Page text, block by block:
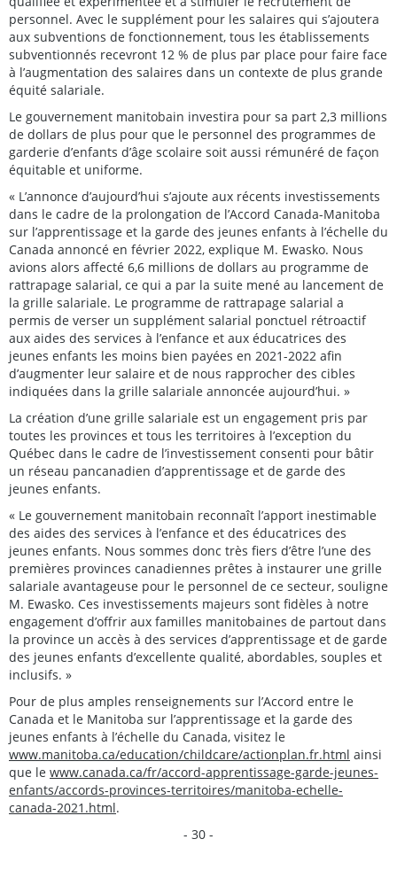
personnel. Avec le supplément pour les salaires qui s’ajoutera
aux subventions de fonctionnement, tous les établissements
subventionnés recevront 12 % de plus par place pour faire face
à l’augmentation des salaires dans un contexte de plus grande
équité salariale.
Le gouvernement manitobain investira pour sa part 2,3 millions
de dollars de plus pour que le personnel des programmes de
garderie d’enfants d’âge scolaire soit aussi rémunéré de façon
équitable et uniforme.
« L’annonce d’aujourd’hui s’ajoute aux récents investissements
dans le cadre de la prolongation de l’Accord Canada-Manitoba
sur l’apprentissage et la garde des jeunes enfants à l’échelle du
Canada annoncé en février 2022, explique M. Ewasko. Nous
avions alors affecté 6,6 millions de dollars au programme de
rattrapage salarial, ce qui a par la suite mené au lancement de
la grille salariale. Le programme de rattrapage salarial a
permis de verser un supplément salarial ponctuel rétroactif
aux aides des services à l’enfance et aux éducatrices des
jeunes enfants les moins bien payées en 2021-2022 afin
d’augmenter leur salaire et de nous rapprocher des cibles
indiquées dans la grille salariale annoncée aujourd’hui. »
La création d’une grille salariale est un engagement pris par
toutes les provinces et tous les territoires à l’exception du
Québec dans le cadre de l’investissement consenti pour bâtir
un réseau pancanadien d’apprentissage et de garde des
jeunes enfants.
« Le gouvernement manitobain reconnaît l’apport inestimable
des aides des services à l’enfance et des éducatrices des
jeunes enfants. Nous sommes donc très fiers d’être l’une des
premières provinces canadiennes prêtes à instaurer une grille
salariale avantageuse pour le personnel de ce secteur, souligne
M. Ewasko. Ces investissements majeurs sont fidèles à notre
engagement d’offrir aux familles manitobaines de partout dans
la province un accès à des services d’apprentissage et de garde
des jeunes enfants d’excellente qualité, abordables, souples et
inclusifs. »
Pour de plus amples renseignements sur l’Accord entre le
Canada et le Manitoba sur l’apprentissage et la garde des
jeunes enfants à l’échelle du Canada, visitez le
www.manitoba.ca/education/childcare/actionplan.fr.html ainsi
que le www.canada.ca/fr/accord-apprentissage-garde-jeunes-
enfants/accords-provinces-territoires/manitoba-echelle-
canada-2021.html.
- 30 -